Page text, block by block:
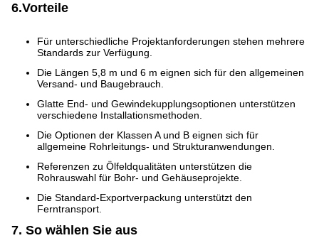
6.Vorteile
Für unterschiedliche Projektanforderungen stehen mehrere
Standards zur Verfügung.
Die Längen 5,8 m und 6 m eignen sich für den allgemeinen
Versand- und Baugebrauch.
Glatte End- und Gewindekupplungsoptionen unterstützen
verschiedene Installationsmethoden.
Die Optionen der Klassen A und B eignen sich für
allgemeine Rohrleitungs- und Strukturanwendungen.
Referenzen zu Ölfeldqualitäten unterstützen die
Rohrauswahl für Bohr- und Gehäuseprojekte.
Die Standard-Exportverpackung unterstützt den
Ferntransport.
7. So wählen Sie aus